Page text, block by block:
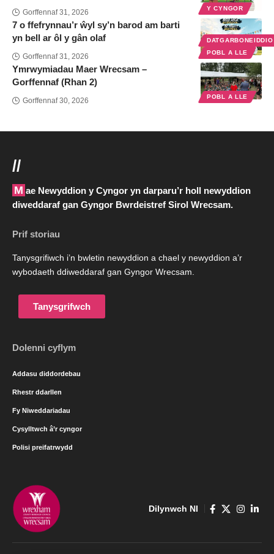
Y CYNGOR
Gorffennaf 31, 2026
POBL A LLE
7 o ffefrynnau’r ŵyl sy’n barod am barti
yn bell ar ôl y gân olaf
Gorffennaf 31, 2026
POBL A LLE
Ymrwymiadau Maer Wrecsam –
Gorffennaf (Rhan 2)
Gorffennaf 30, 2026
//
Mae Newyddion y Cyngor yn darparu’r holl newyddion
diweddaraf gan Gyngor Bwrdeistref Sirol Wrecsam.
Prif storiau
Tanysgrifiwch i’n bwletin newyddion a chael y newyddion a’r
wybodaeth ddiweddaraf gan Gyngor Wrecsam.
Tanysgrifwch
Dolenni cyflym
Addasu diddordebau
Rhestr ddarllen
Fy Niweddariadau
Cysylltwch â’r cyngor
Polisi preifatrwydd
Dilynwch NI